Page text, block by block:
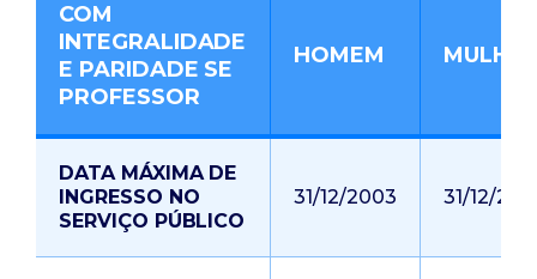
COM
INTEGRALIDADE
E PARIDADE SE
PROFESSOR
HOMEM
DATA MÁXIMA DE
INGRESSO NO
SERVIÇO PÚBLICO
31/12/2003 31/12/